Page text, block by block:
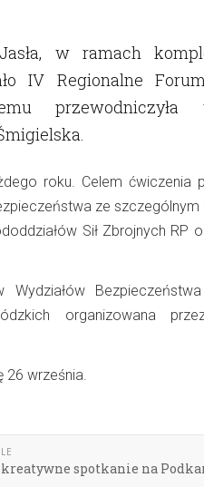
w ramach
IV Regionalne
przewodniczyła
roku. Celem ćwiczenia
ze szczególnym
Sił Zbrojnych RP
organizowana
26 września.
spotkanie na